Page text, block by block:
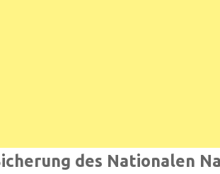
des Nationalen